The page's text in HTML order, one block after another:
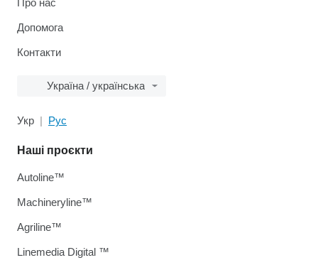
Про нас
Допомога
Контакти
Україна / українська
Укр Рус
Наші проєкти
Autoline™
Machineryline™
Agriline™
Linemedia Digital ™